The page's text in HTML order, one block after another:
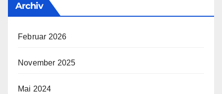
Archiv
Februar 2026
November 2025
Mai 2024